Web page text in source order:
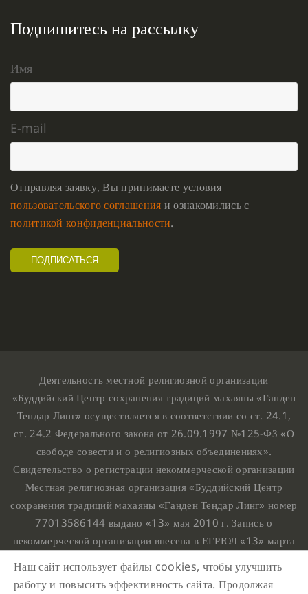
Подпишитесь на рассылку
Имя
E-mail
Отправляя заявку, Вы принимаете условия
пользовательского соглашения и ознакомились с
политикой конфиденциальности.
Деятельность местной религиозной организации
«Буддийский Центр сохранения традиций махаяны «Ганден
Тендар Линг» осуществляется в соответствии со ст. 24.1,
ст. 24.2 Федерального закона от 26.09.1997 №125-ФЗ «О
свободе совести и о религиозных объединениях».
Свидетельство о регистрации некоммерческой организации
Местная религиозная организация «Буддийский Центр
сохранения традиций махаяны «Ганден Тендар Линг» номер
77013586144 выдано «13» мая 2010 г. Запись о
некоммерческой организации внесена в ЕГРЮЛ «13» марта
номером 1107799015708.
Наш сайт использует файлы cookies, чтобы улучшить
работу и повысить эффективность сайта. Продолжая